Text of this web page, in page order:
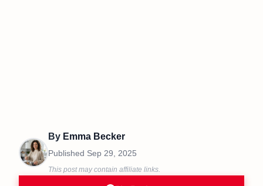
By Emma Becker
Published Sep 29, 2025
This post may contain affiliate links.